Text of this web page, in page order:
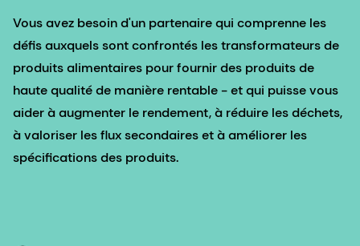
Vous avez besoin d'un partenaire qui comprenne les
défis auxquels sont confrontés les transformateurs de
produits alimentaires pour fournir des produits de
haute qualité de manière rentable - et qui puisse vous
aider à augmenter le rendement, à réduire les déchets,
à valoriser les flux secondaires et à améliorer les
spécifications des produits.